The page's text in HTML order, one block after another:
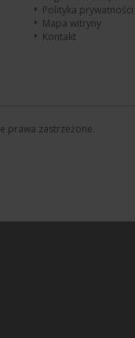
Polityka prywatności
Mapa witryny
Kontakt
prawa zastrzeżone.